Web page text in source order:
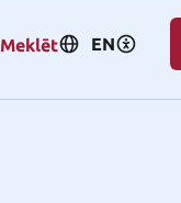
Meklēt EN